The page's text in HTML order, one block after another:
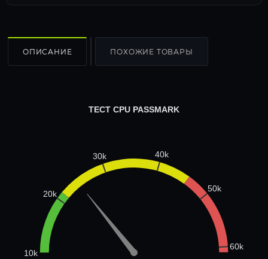
ОПИСАНИЕ ПОХОЖИЕ ТОВАРЫ
ТЕСТ CPU PASSMARK
10k
20k
30k 40k
50k
60k